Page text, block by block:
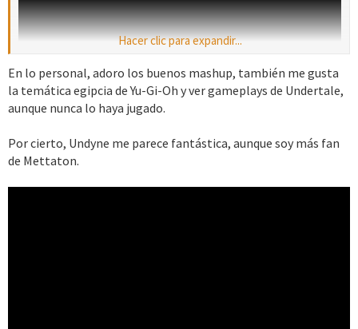
Hacer clic para expandir...
En lo personal, adoro los buenos mashup, también me gusta
la temática egipcia de Yu-Gi-Oh y ver gameplays de Undertale,
aunque nunca lo haya jugado.
Por cierto, Undyne me parece fantástica, aunque soy más fan
de Mettaton.